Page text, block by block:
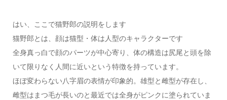
はい、ここで猫野郎の説明をします
猫野郎とは、顔は猫型・体は人型のキャラクターです
全身真っ白で顔のパーツが中心寄り、体の構造は尻尾と頭を除
いて限りなく人間に近いという特徴を持っています。
ほぼ変わらない八字眉の表情が印象的。雄型と雌型が存在し、
雌型はまつ毛が長いのと最近では全身がピンクに塗られていま